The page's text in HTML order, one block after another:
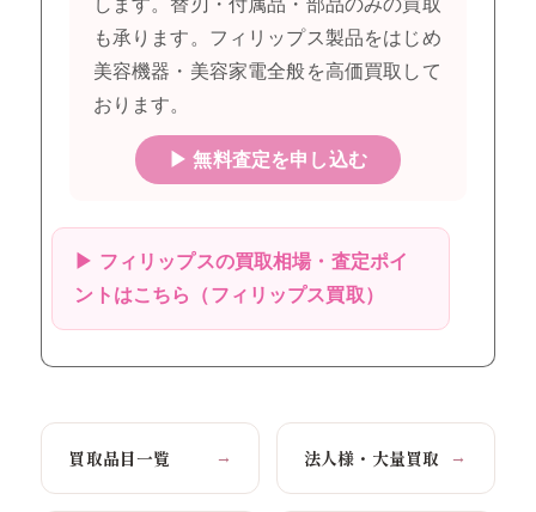
も承ります。フィリップス製品をはじめ
美容機器・美容家電全般を高価買取して
おります。
▶ 無料査定を申し込む
▶ フィリップスの買取相場・査定ポイ
ントはこちら（フィリップス買取）
買取品目一覧 → 法人様・大量買取 →